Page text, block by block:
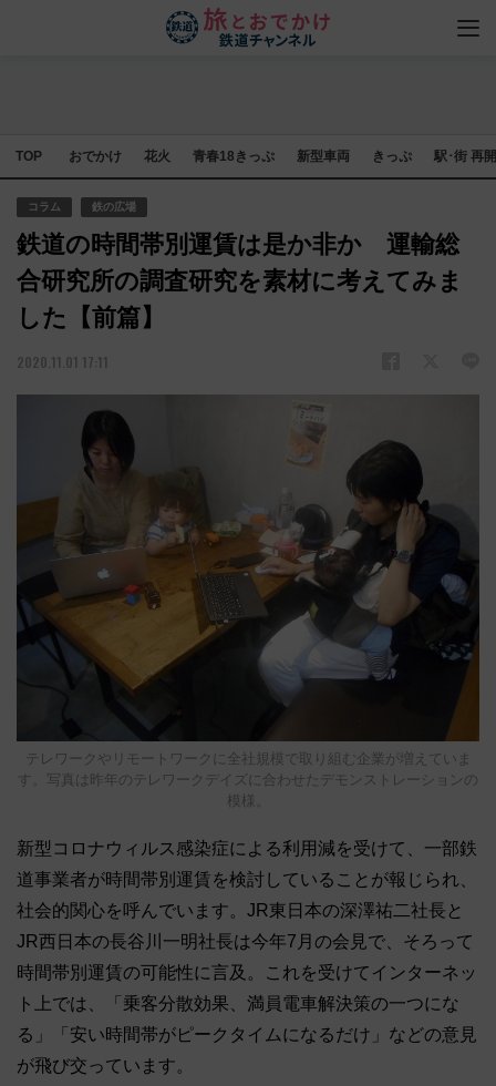
TOP おでかけ 花火 青春18きっぷ 新型車両 きっぷ 駅･街 再
コラム 鉄の広場
鉄道の時間帯別運賃は是か非か 運輸総
合研究所の調査研究を素材に考えてみま
した【前篇】
2020.11.01 17:11
テレワークやリモートワークに全社規模で取り組む企業が増えていま
す。写真は昨年のテレワークデイズに合わせたデモンストレーションの
模様。
新型コロナウィルス感染症による利用減を受けて、一部鉄
道事業者が時間帯別運賃を検討していることが報じられ、
社会的関心を呼んでいます。JR東日本の深澤祐二社長と
JR西日本の長谷川一明社長は今年7月の会見で、そろって
時間帯別運賃の可能性に言及。これを受けてインターネッ
ト上では、「乗客分散効果、満員電車解決策の一つにな
る」「安い時間帯がピークタイムになるだけ」などの意見
が飛び交っています。